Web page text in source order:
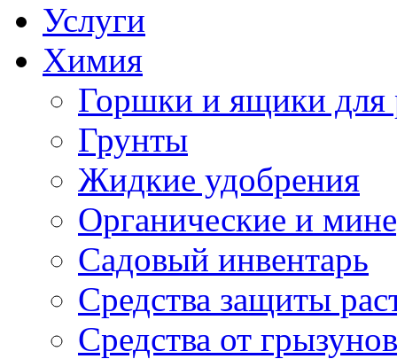
Услуги
Химия
Горшки и ящики для
Грунты
Жидкие удобрения
Органические и
Садовый инвентарь
Средства защиты
Средства от грызунов